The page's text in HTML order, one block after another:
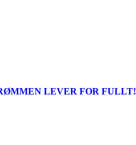
LEVER FOR FULLT!